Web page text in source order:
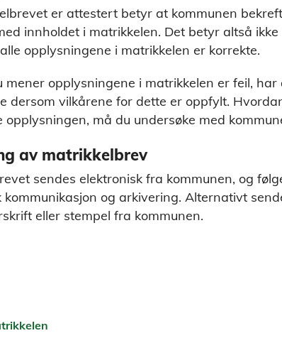
er attestert betyr at kommunen
innholdet i matrikkelen. Det betyr altså
opplysningene i matrikkelen er korrekte.
mener opplysningene i matrikkelen er feil, har
dersom vilkårene for dette er oppfylt.
opplysningen, må du undersøke med
av matrikkelbrev
sendes elektronisk fra kommunen, og
kommunikasjon og arkivering. Alternativt
eller stempel fra kommunen.